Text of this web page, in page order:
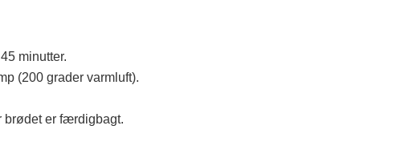
minutter.
(200 grader varmluft).
brødet er færdigbagt.